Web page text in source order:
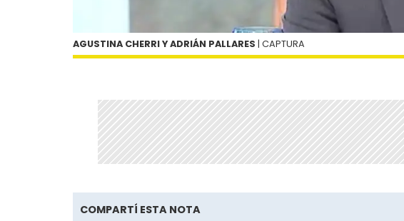
AGUSTINA CHERRI Y ADRIÁN PALLARES | CAPTURA
COMPARTÍ ESTA NOTA